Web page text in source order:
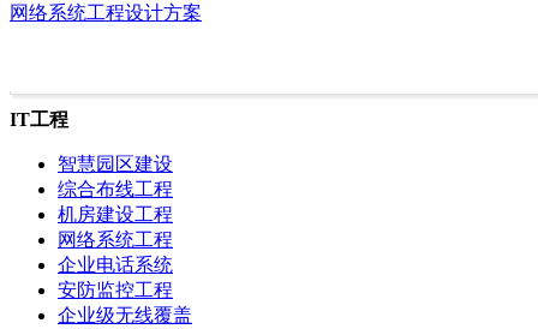
网络系统工程设计方案
IT工程
智慧园区建设
综合布线工程
机房建设工程
网络系统工程
企业电话系统
安防监控工程
企业级无线覆盖